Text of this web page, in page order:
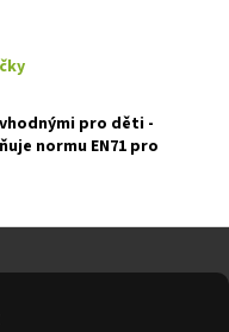
pro děti -
normu EN71 pro